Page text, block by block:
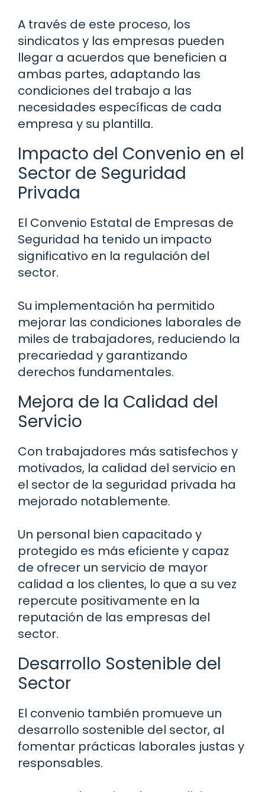
A través de este proceso, los
sindicatos y las empresas pueden
llegar a acuerdos que beneficien a
ambas partes, adaptando las
condiciones del trabajo a las
necesidades específicas de cada
empresa y su plantilla.
Impacto del Convenio en el
Sector de Seguridad
Privada
El Convenio Estatal de Empresas de
Seguridad ha tenido un impacto
significativo en la regulación del
sector.
Su implementación ha permitido
mejorar las condiciones laborales de
miles de trabajadores, reduciendo la
precariedad y garantizando
derechos fundamentales.
Mejora de la Calidad del
Servicio
Con trabajadores más satisfechos y
motivados, la calidad del servicio en
el sector de la seguridad privada ha
mejorado notablemente.
Un personal bien capacitado y
protegido es más eficiente y capaz
de ofrecer un servicio de mayor
calidad a los clientes, lo que a su vez
repercute positivamente en la
reputación de las empresas del
sector.
Desarrollo Sostenible del
Sector
El convenio también promueve un
desarrollo sostenible del sector, al
fomentar prácticas laborales justas y
responsables.